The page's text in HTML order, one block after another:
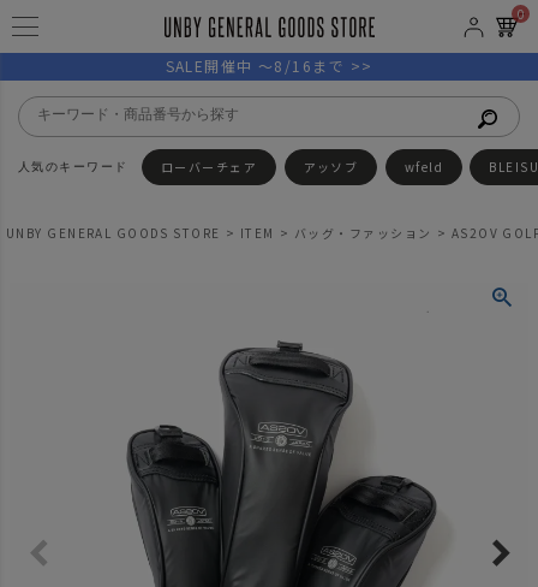
0
SALE開催中 ～8/16まで >>
ローバーチェア アッソブ wfeld
UNBY GENERAL GOODS STORE ITEM バッグ・ファッション AS2OV